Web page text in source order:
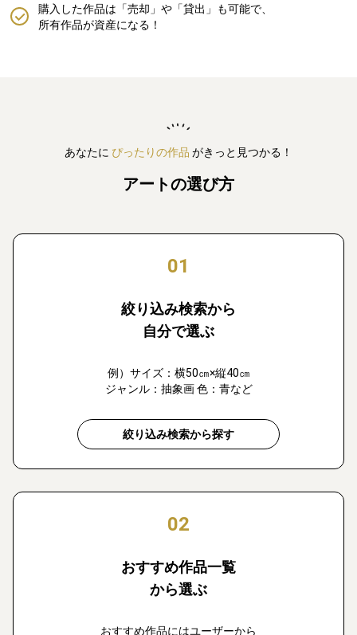
購入した作品は「売却」や「貸出」も可能で、
所有作品が資産になる！
あなたに ぴったりの作品 がきっと見つかる！
アートの選び方
01
絞り込み検索から
自分で選ぶ
例）サイズ：横50㎝×縦40㎝
ジャンル：抽象画 色：青など
絞り込み検索から探す
02
おすすめ作品一覧
から選ぶ
おすすめ作品にはユーザーから